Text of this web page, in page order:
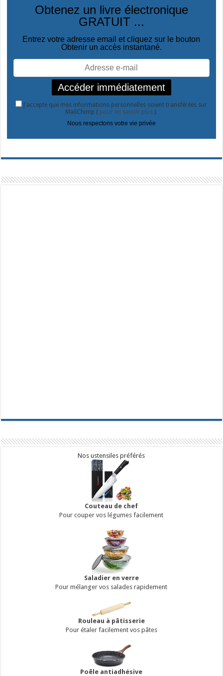
Obtenez un livre électronique
GRATUIT ...
Entrez votre adresse email et cliquez sur le bouton
Obtenir un accès instantané.
J'accepte que mes informations personnelles soient transférées sur
MailChimp ( pour en savoir plus).
Nous respectons votre vie privée
Nos ustensiles préférés
Couteau de chef
Pour couper vos légumes facilement
Saladier en verre
Pour mélanger vos salades rapidement
Rouleau à pâtisserie
Pour étaler facilement vos pâtes
Poêle antiadhésive